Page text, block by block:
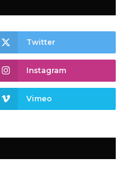
Twitter
Instagram
Vimeo